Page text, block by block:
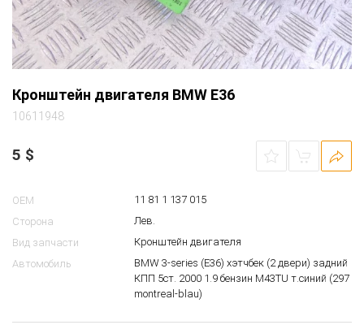
Кронштейн двигателя BMW E36
10611948
5 $
OEM
11 81 1 137 015
Сторона
Лев.
Вид запчасти
Кронштейн двигателя
Автомобиль
BMW 3-series (E36) хэтчбек (2 двери) задний
КПП 5ст. 2000 1.9 бензин M43TU т.синий (297
montreal-blau)